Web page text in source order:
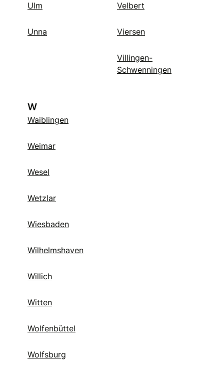
Ulm
Unna
Velbert
Viersen
Villingen-
Schwenningen
W
Waiblingen
Weimar
Wesel
Wetzlar
Wiesbaden
Wilhelmshaven
Willich
Witten
Wolfenbüttel
Wolfsburg